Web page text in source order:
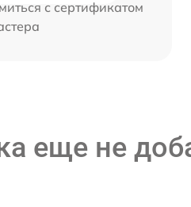
с сертификатом
еще не